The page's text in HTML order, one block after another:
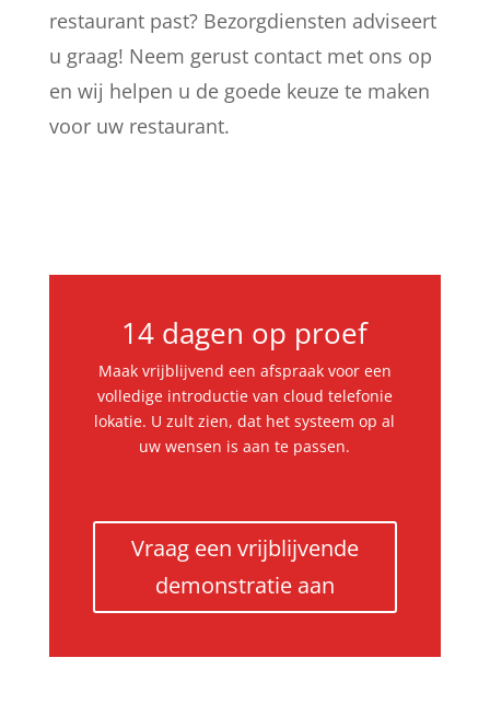
restaurant past? Bezorgdiensten adviseert
u graag! Neem gerust contact met ons op
en wij helpen u de goede keuze te maken
voor uw restaurant.
14 dagen op proef
Maak vrijblijvend een afspraak voor een
volledige introductie van cloud telefonie
lokatie. U zult zien, dat het systeem op al
uw wensen is aan te passen.
Vraag een vrijblijvende
demonstratie aan